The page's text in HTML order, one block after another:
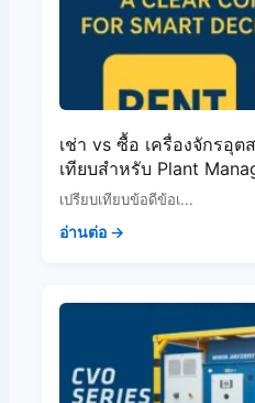
เช่า vs ซื้อ เครื่องจักรอุ
เทียบสำหรับ Plant
เปรียบเทียบข้อดีข้อเ...
อ่านต่อ →